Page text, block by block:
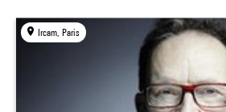
Ircam, Paris